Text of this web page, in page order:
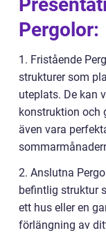
Pergolor:
1. Fristående
strukturer som
uteplats. De kan
konstruktion och
även vara
2. Anslutna
befintlig struktur
ett hus eller en
förlängning av